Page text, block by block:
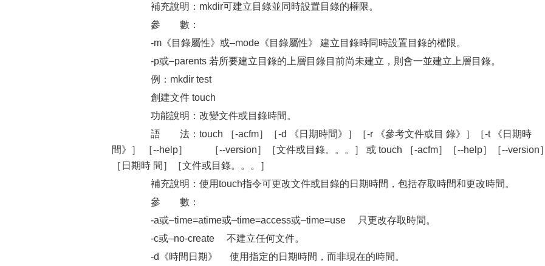
補充說明：mkdir可建立目錄並同時設置目錄的權限。
參 數：
-m《目錄屬性》或–mode《目錄屬性》 建立目錄時同時設置目錄的權限。
-p或–parents 若所要建立目錄的上層目錄目前尚未建立，則會一並建立上層目錄。
例：mkdir test
創建文件 touch
功能說明：改變文件或目錄時間。
語 法：touch ［-acfm］［-d 《日期時間》］［-r 《參考文件或目 錄》］［-t 《日期時
間》］ ［--help］ ［--version］［文件或目錄。。。］ 或 touch ［-acfm］［--help］［--version］
［日期時 間］［文件或目錄。。。］
補充說明：使用touch指令可更改文件或目錄的日期時間，包括存取時間和更改時間。
參 數：
-a或–time=atime或–time=access或–time=use 只更改存取時間。
-c或–no-create 不建立任何文件。
-d《時間日期》 使用指定的日期時間，而非現在的時間。